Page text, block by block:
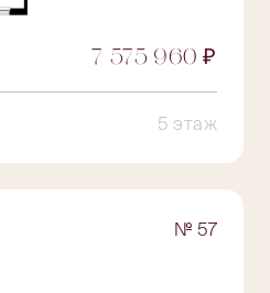
7 575 960 ₽
5 этаж
№ 57